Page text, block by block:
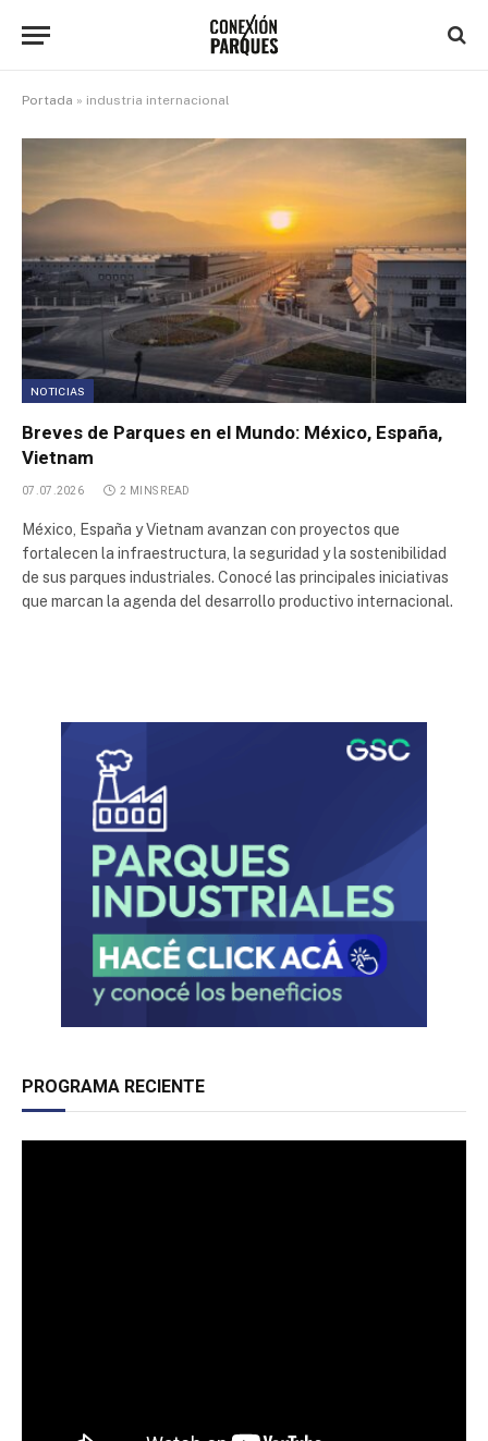
Portada » industria internacional
NOTICIAS
Breves de Parques en el Mundo: México, España,
Vietnam
07.07.2026 2 MINS READ
México, España y Vietnam avanzan con proyectos que
fortalecen la infraestructura, la seguridad y la sostenibilidad
de sus parques industriales. Conocé las principales iniciativas
que marcan la agenda del desarrollo productivo internacional.
PROGRAMA RECIENTE